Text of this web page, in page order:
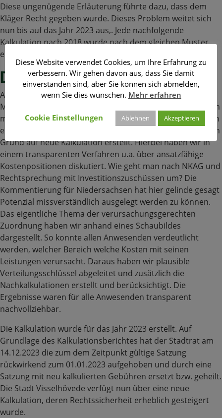
Diese ungenügende Erläuterung führte dazu, dass dem
Kläger Recht gegeben wurde. Dieses Problem weitet sich
nun bis auf das Jahr 2023 aus,. Jede nachfolgende
Kalkulation nach 2018 wurde nach dem gleichen Muster
erstellt.
Die Lösung
Anfang November 2023 hat das Institut für Public
Management (IPM) in einem Intensiv-Workshop zusammen
mit dem Kämmerer, der neuen Sachbearbeiterin und auch
einer Vertreterin der kommunalen Rechtsaufsicht eine von
Grund auf neue Kalkulation erstellt. Hierbei haben wir in
einem transparenten Verfahren u.a. über ansatzfähige
Kostenpositionen diskutiert. Wie geht man nach NKAG und
Rechtsprechung mit Investitionszuschüssen um? Die
Kommentierung für Niedersachsen hat hier gelinde gesagt
Potenzial missverständlich ausgelegt werden zu können.
Das eigentliche Thema der verursachungsgerechten
Zuordnung haben wir anhand eines Schaubildes
dargestellt. So konnte allen Anwesenden verdeutlicht
werden, welcher Bereich welche Kosten mit seinen
Leistungen verursacht. Daraus haben wir plausible
Verteilungsschlüssel abgeleitet und zusätzlich die
Nachkalkulationen erstellt und berücksichtigt. Die
Ergebnisse waren für alle Anwesenden transparent
nachvollziehbar.
Die Kalkulation wurde für das Jahr 2023 erstellt. Auf
Grundlage des Kalkulationsberichtes hat der Stadtrat am
14.12.2023 die zum dem Zeitpunkt gültige Satzung
rückwirkend zum 01.01.2023 aufgehoben und durch eine
Satzung mit neu kalkulierten Gebühren ersetzt bzw. geheilt.
Die Stadt Visselhövede verfügt nun über eine neue
Kalkulation, deren Rechtssicherheit erheblich gesteigert
wurde.
Diese Website verwendet Cookies, um Ihre Erfahrung zu
verbessern. Wir gehen davon aus, dass Sie damit
einverstanden sind, aber Sie können sich abmelden,
wenn Sie dies wünschen. Mehr erfahren
Cookie Einstellungen Ablehnen Akzeptieren